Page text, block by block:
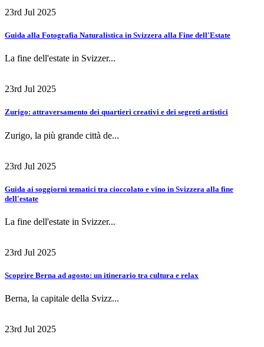
23rd Jul 2025
Guida alla Fotografia Naturalistica in Svizzera alla Fine dell'Estate
La fine dell'estate in Svizzer...
23rd Jul 2025
Zurigo: attraversamento dei quartieri creativi e dei segreti artistici
Zurigo, la più grande città de...
23rd Jul 2025
Guida ai soggiorni tematici tra cioccolato e vino in Svizzera alla fine
dell'estate
La fine dell'estate in Svizzer...
23rd Jul 2025
Scoprire Berna ad agosto: un itinerario tra cultura e relax
Berna, la capitale della Svizz...
23rd Jul 2025